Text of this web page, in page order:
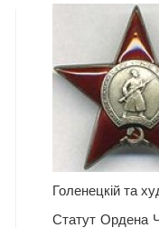
Голенецкій та
Статут Ордена